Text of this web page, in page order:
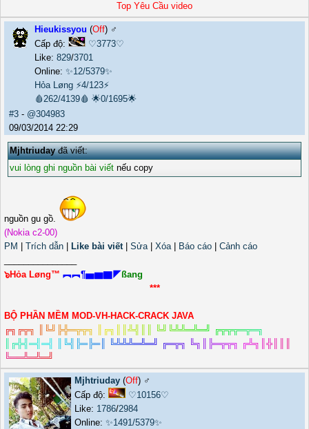
Top Yêu Cầu video
Hieukissyou (Off) ♂️
Cấp độ:
♡3773♡
Like: 829/3701
Online: ✨12/5379✨
Hỏa Løng ⚡4/123⚡
🩸262/4139🩸 🌟0/1695🌟
#3 - @304983
09/03/2014 22:29
Mjhtriudayđã viết:
vui lòng ghi nguồn bài viết nếu copy
nguồn gu gồ.
(Nokia c2-00)
PM
Trích dẫn Like bài viết| Sửa| Xóa| Báo cáo
Cảnh cáo
๖Hỏa Løng™ ︻︻¶▅▆▇◤ßang
***
BỘ PHẦN MỀM MOD-VH-HACK-CRACK JAVA
╔╗ ╔╦╗ ╚╝ ╠╬═╦╦╗ ╔╗ ╩╣ ╚╝ ╚╩╩═╩═╝ ╔╦╦╦═╦═╗
╔╬╣ ═╣ ═╣ ╚╣ ╠═╠═║ ╚╩╩╩═╩═╝ ╔═╦╗ ╚╗ ╠═╦╦╗ ╔╩╗ ╬║
╚══╩═╩═╝
Mjhtriuday (Off) ♂️
Cấp độ:
♡10156♡
Like: 1786/2984
Online: ✨1491/5379✨